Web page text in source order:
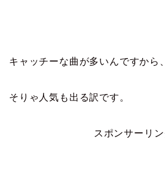
キャッチーな曲が多いんですから、
そりゃ人気も出る訳です。
スポンサーリン